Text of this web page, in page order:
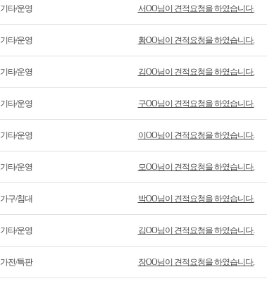
기타/운영 서OO님이 견적요청을 하였습니다.
기타/운영 황OO님이 견적요청을 하였습니다.
기타/운영 김OO님이 견적요청을 하였습니다.
기타/운영 구OO님이 견적요청을 하였습니다.
기타/운영 이OO님이 견적요청을 하였습니다.
기타/운영 모OO님이 견적요청을 하였습니다.
가구/침대 박OO님이 견적요청을 하였습니다.
기타/운영 김OO님이 견적요청을 하였습니다.
가전/특판 장OO님이 견적요청을 하였습니다.